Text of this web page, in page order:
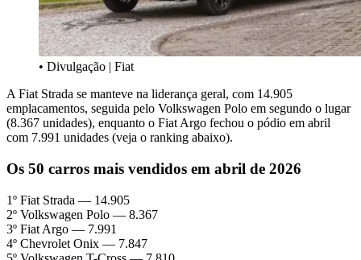
• Divulgação | Fiat
A Fiat Strada se manteve na liderança geral, com 14.905
emplacamentos, seguida pelo Volkswagen Polo em segundo o lugar
(8.367 unidades), enquanto o Fiat Argo fechou o pódio em abril
com 7.991 unidades (veja o ranking abaixo).
Os 50 carros mais vendidos em abril de 2026
1º Fiat Strada — 14.905
2º Volkswagen Polo — 8.367
3º Fiat Argo — 7.991
4º Chevrolet Onix — 7.847